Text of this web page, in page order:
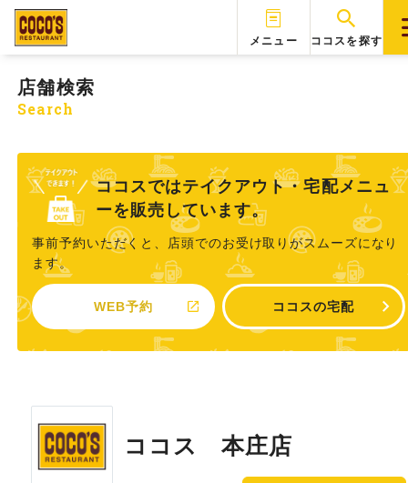
メニュー ココスを探す
店舗検索
Search
ココスではテイクアウト・宅配メニュ
ーを販売しています。
事前予約いただくと、店頭でのお受け取りがスムーズになり
ます。
WEB予約 ココスの宅配
ココス 本庄店